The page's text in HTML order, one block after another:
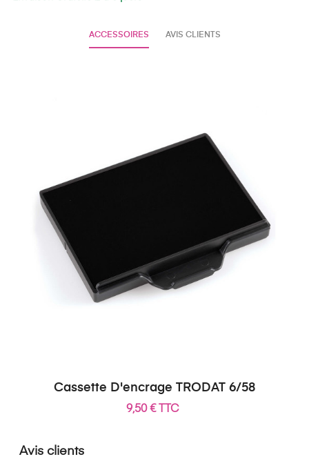
ACCESSOIRES AVIS CLIENTS
Cassette D'encrage TRODAT 6/58
9,50 € TTC
Avis clients